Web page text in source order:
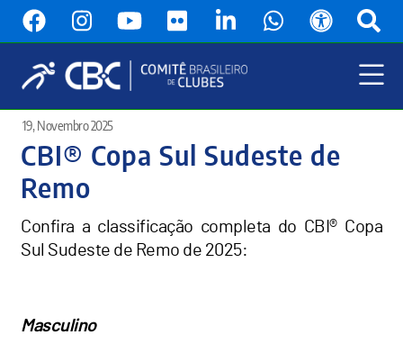
conteúdo
Menu
Principal
CBI® Copa Sul Sudeste de
Remo
19, Novembro 2025
Confira a classificação completa do CBI® Copa
Sul Sudeste de Remo de 2025:
Masculino